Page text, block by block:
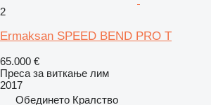
2
Ermaksan SPEED BEND PRO T
65.000 €
Преса за виткање лим
2017
Обединето Кралство